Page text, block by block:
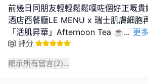
前幾日同朋友輕輕鬆鬆嘆咗個好正嘅
酒店西餐廳LE MENU x 瑞士肌膚細胞
「活肌昇華」Afternoon Tea ☕... 更多
評分
顯示所有留言(2)...